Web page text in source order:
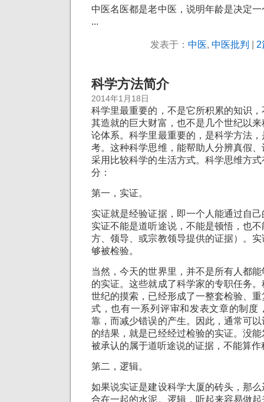
中医名医都是老中医，说明年龄是决定
...
发表于： 中医, 中医批判 2
科学方法简介
2014年1月18日
科学里最重要的，不是它所积累的知识
其造就的巨大财富，也不是几个世纪以
论体系。科学里最重要的，是科学方法
考。这种科学思维，能帮助人分辨真假
采用比较科学的生活方式。科学思维方
分：
第一，实证。
实证就是经验证据，即一个人能通过自
实证不能是道听途说，不能是顿悟，也
方、领导、或宗教领导提供的证据）。
够被检验。
当然，今天的世界里，并不是所有人都
的实证。这些就成了科学家的专职任务
世纪的摸索，已经形成了一整套检验、
式，也有一系列评审和发表文章的制度
靠，而减少错误的产生。因此，通常可
的结果，就是已经经过检验的实证。没
被承认的属于道听途说的证据，不能算作
第二，逻辑。
如果说实证是建设科学大厦的砖头，那
合在一起的水泥。逻辑，听起来容易做